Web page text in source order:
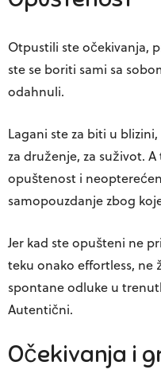
Otpustili ste očekivanja,
ste se boriti sami sa
odahnuli.
Lagani ste za biti u
za druženje, za suživot. A
opuštenost i
samopouzdanje zbog
Jer kad ste opušteni ne
teku onako effortless, ne
spontane odluke u
Autentični.
Očekivanja i